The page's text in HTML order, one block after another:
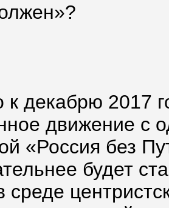
к декабрю 2017
движение с
«Россия без
будет
среде